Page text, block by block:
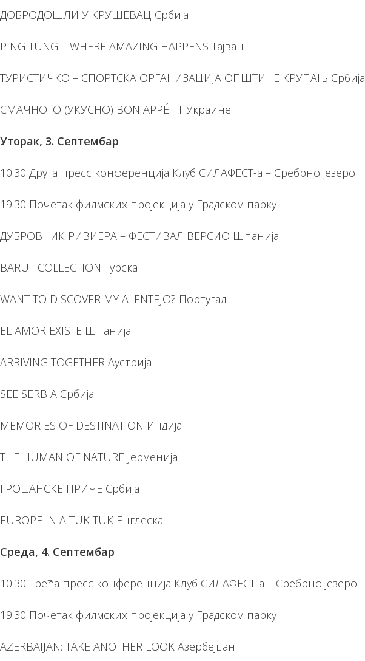
ДОБРОДОШЛИ У КРУШЕВАЦ Србија
PING TUNG – WHERE AMAZING HAPPENS Тајван
ТУРИСТИЧКО – СПОРТСКА ОРГАНИЗАЦИЈА ОПШТИНЕ КРУПАЊ Србија
СМАЧНОГО (УКУСНО) BON APPÉTIT Украине
Уторак, 3. Септембар
10.30 Друга пресс конференција Клуб СИЛАФЕСТ-а – Сребрно језеро
19.30 Почетак филмских пројекција у Градском парку
ДУБРОВНИК РИВИЕРА – ФЕСТИВАЛ ВЕРСИО Шпанија
BARUT COLLECTION Турска
WANT TO DISCOVER MY ALENTEJO? Португал
EL AMOR EXISTE Шпанија
ARRIVING TOGETHER Аустрија
SEE SERBIA Србија
MEMORIES OF DESTINATION Индија
THE HUMAN OF NATURE Јерменија
ГРОЦАНСКЕ ПРИЧЕ Србија
EUROPE IN A TUK TUK Енглеска
Среда, 4. Септембар
10.30 Трећа пресс конференција Клуб СИЛАФЕСТ-а – Сребрно језеро
19.30 Почетак филмских пројекција у Градском парку
AZERBAIJAN: TAKE ANOTHER LOOK Азербејџан